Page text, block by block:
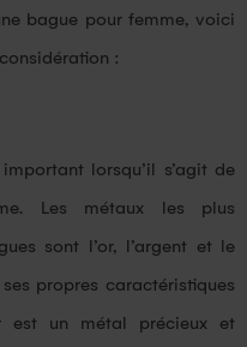
bague pour femme, voici
:
lorsqu’il s’agit de
Les métaux les plus
sont l’or, l’argent et le
propres caractéristiques
est un métal précieux et